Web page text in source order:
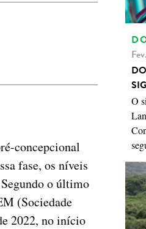
concepcional
fase, os níveis
o último
(Sociedade
2022, no início
O